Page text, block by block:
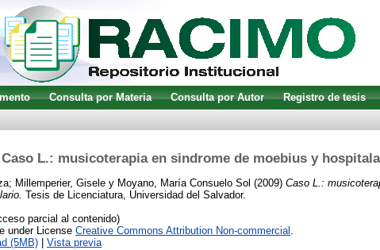
Consulta por Materia Consulta por Autor Registro de tesis
Caso L.: musicoterapia en sindrome de moebius y
; Millemperier, Gisele y Moyano, María Consuelo Sol (2009) Caso L.:
Tesis de Licenciatura, Universidad del Salvador.
parcial al contenido)
under License Creative Commons Attribution Non-commercial .
(5MB)
Vista previa